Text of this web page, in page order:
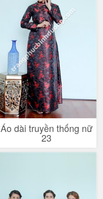
Áo dài truyền thống nữ
23